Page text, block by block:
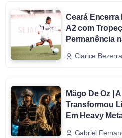
Ceará Encerra
A2 com
Permanência
Clarice Bezerra
Mägo De Oz |
Transformou
Em Heavy
Gabriel